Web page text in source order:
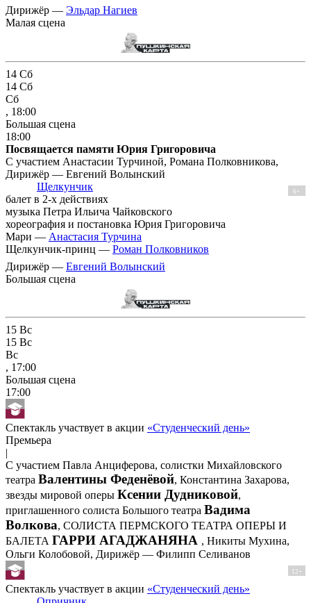
Дирижёр — Эльдар Нагиев
Малая сцена
14 Сб
14 Сб
Сб
, 18:00
Большая сцена
18:00
Посвящается памяти Юрия Григоровича
С участием Анастасии Турчиной, Романа Полковникова,
Дирижёр — Евгений Волынский
Щелкунчик
6+
балет в 2-х действиях
музыка Петра Ильича Чайковского
хореография и постановка Юрия Григоровича
Мари — Анастасия Турчина
Щелкунчик-принц — Роман Полковников
Дирижёр — Евгений Волынский
Большая сцена
15 Вс
15 Вс
Вс
, 17:00
Большая сцена
17:00
Спектакль участвует в акции «Студенческий день»
Премьера
|
С участием Павла Анциферова, солистки Михайловского
театра Валентины Феденёвой, Константина Захарова,
звезды мировой оперы Ксении Дудниковой,
приглашенного солиста Большого театра Вадима
Волкова, СОЛИСТА ПЕРМСКОГО ТЕАТРА ОПЕРЫ И
БАЛЕТА ГАРРИ АГАДЖАНЯНА , Никиты Мухина,
Ольги Колобовой, Дирижёр — Филипп Селиванов
Спектакль участвует в акции «Студенческий день»
12+